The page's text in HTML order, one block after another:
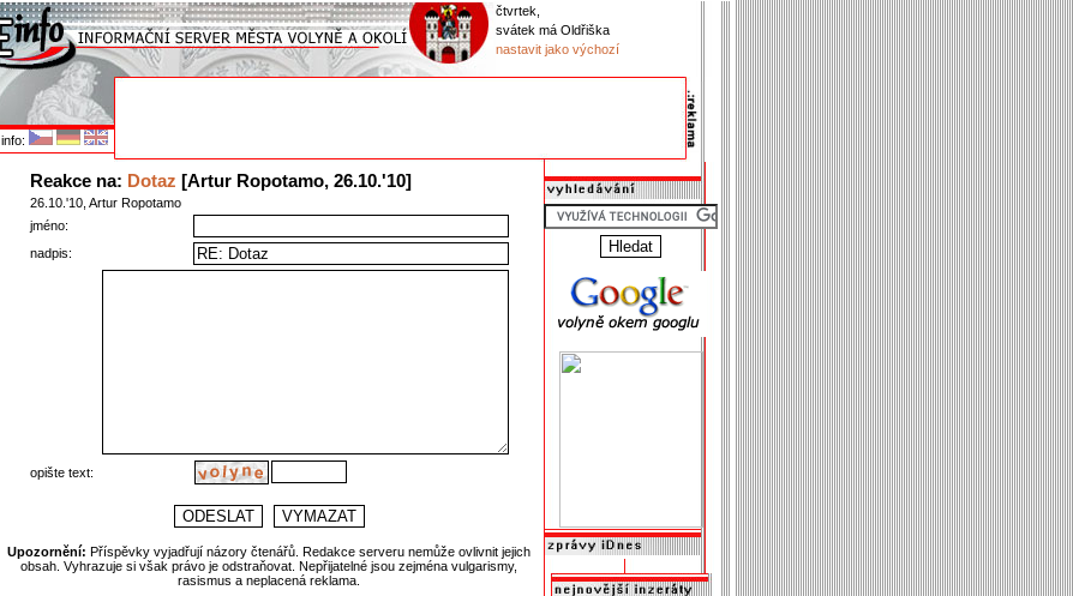
čtvrtek,
svátek má Oldřiška
nastavit jako výchozí
info:
Reakce na: Dotaz [Artur Ropotamo, 26.10.'10]
26.10.'10, Artur Ropotamo
jméno:
nadpis:
opište text:
Upozornění: Příspěvky vyjadřují názory čtenářů. Redakce serveru nemůže ovlivnit jejich
obsah. Vyhrazuje si však právo je odstraňovat. Nepřijatelné jsou zejména vulgarismy,
rasismus a neplacená reklama.